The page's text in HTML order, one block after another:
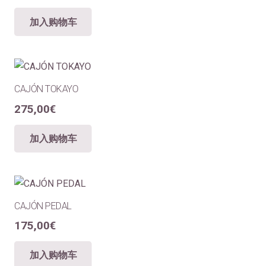
加入购物车
CAJÓN TOKAYO
275,00€
加入购物车
CAJÓN PEDAL
175,00€
加入购物车